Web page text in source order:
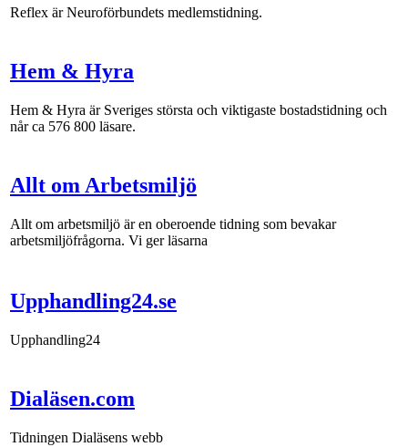
Reflex är Neuroförbundets medlemstidning.
Hem & Hyra
Hem & Hyra är Sveriges största och viktigaste bostadstidning och
når ca 576 800 läsare.
Allt om Arbetsmiljö
Allt om arbetsmiljö är en oberoende tidning som bevakar
arbetsmiljöfrågorna. Vi ger läsarna
Upphandling24.se
Upphandling24
Dialäsen.com
Tidningen Dialäsens webb